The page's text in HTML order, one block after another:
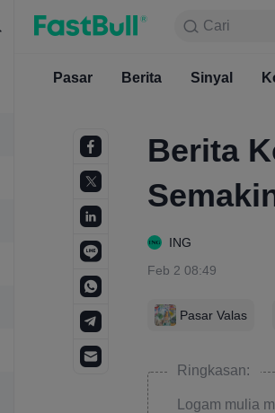
Cari
Pasar
Cari
Pasar Berita Sinyal
Berita
ING
Feb 2 08:49
Pasar Valas
Ringkasan:
Logam mulia